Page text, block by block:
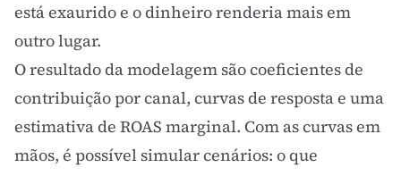
está exaurido e o dinheiro renderia mais em
outro lugar.
O resultado da modelagem são coeficientes de
contribuição por canal, curvas de resposta e uma
estimativa de ROAS marginal. Com as curvas em
mãos, é possível simular cenários: o que